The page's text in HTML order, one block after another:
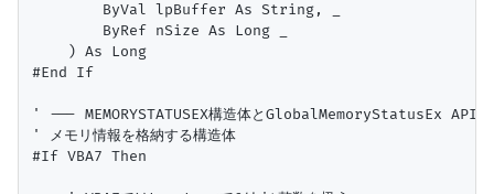
        ByVal lpBuffer As String, _
        ByRef nSize As Long _
    ) As Long
#End If
' --- MEMORYSTATUSEX構造体とGlobalMemoryStatusEx
' メモリ情報を格納する構造体
#If VBA7 Then